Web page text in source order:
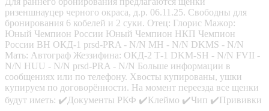
ризеншнауцер черного окраса, д.р. 06.11.25. Свободны для
бронирования 6 кобелей и 2 суки. Отец: Глорис Мажор:
Юный Чемпион России Юный Чемпион НКП Чемпион
России ВН ОКД-1 prsd-PRA - N/N MH - N/N DKMS - N/N
Мать: Автограф Жеззифина: ОКД-2 Т-1 DKM-SH - N/N FVII -
N/N HUU - N/N prsd-PRA - N/N Больше информации в
сообщениях или по телефону. Хвосты купированы, ушки
купируем по договорённости. На момент переезда все щенки
будут иметь: ✔️Документы РКФ ✔️Клеймо ✔️Чип ✔️Прививки